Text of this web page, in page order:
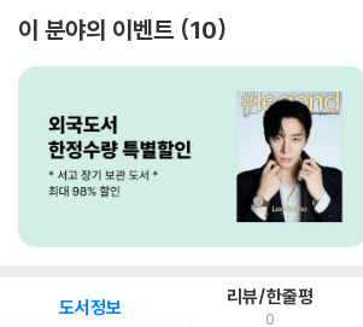
이 분야의 이벤트 10
도서정보 리뷰/한줄평
0